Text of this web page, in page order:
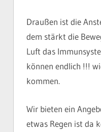
Draußen ist die
dem stärkt die
Luft das
können endlich !!!
kommen.
Wir bieten ein
etwas Regen ist da